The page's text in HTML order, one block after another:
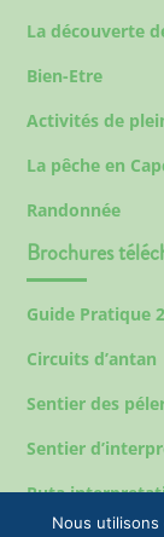
La découverte
Bien-Etre
Activités de
La pêche en
Randonnée
Brochures
Guide Pratique
Circuits d’antan
Sentier des
Sentier
Ruta
Nous